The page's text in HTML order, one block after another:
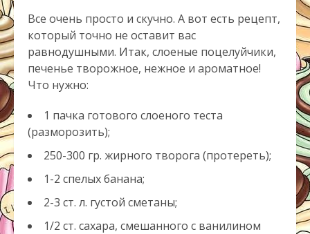
Все очень просто и скучно. А вот есть рецепт,
который точно не оставит вас
равнодушными. Итак, слоеные поцелуйчики,
печенье творожное, нежное и ароматное!
Что нужно:
1 пачка готового слоеного теста
(разморозить);
250-300 гр. жирного творога (протереть);
1-2 спелых банана;
2-3 ст. л. густой сметаны;
1/2 ст. сахара, смешанного с ванилином